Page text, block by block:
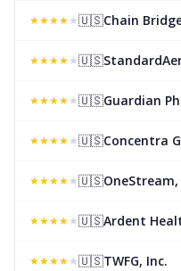
★★★★★🇺🇸Chain
★★★★★🇺🇸
★★★★★🇺🇸Guardian
★★★★★🇺🇸Concentra
★★★★★🇺🇸OneStream,
★★★★★🇺🇸Ardent
★★★★★🇺🇸TWFG, Inc.